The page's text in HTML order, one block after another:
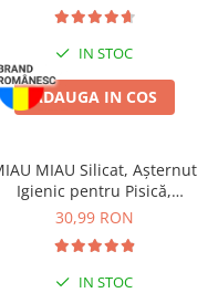
IN STOC
ADAUGA IN COS
MIAU Silicat, Așternut
Igienic pentru Pisică,
Clumping, 5L
30,99 RON
IN STOC